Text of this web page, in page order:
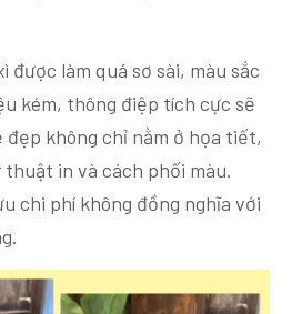
được làm quá sơ sài, màu sắc
kém, thông điệp tích cực sẽ
đẹp không chỉ nằm ở họa tiết,
in và cách phối màu.
chi phí không đồng nghĩa với